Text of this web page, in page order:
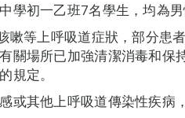
學初一乙班7名學生，均為男
嗽等上呼吸道症狀，部分患
關場所已加強清潔消毒和保
規定。
或其他上呼吸道傳染性疾病